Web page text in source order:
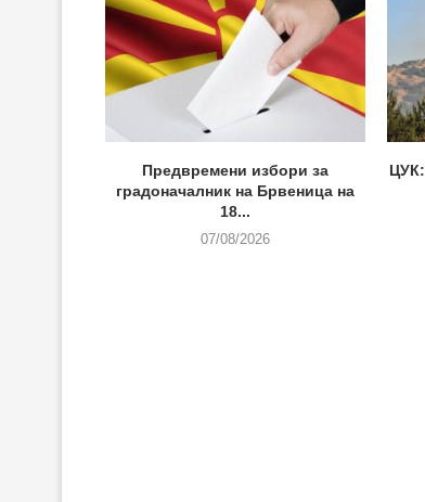
Предвремени избори за
градоначалник на Брвеница на
18...
07/08/2026